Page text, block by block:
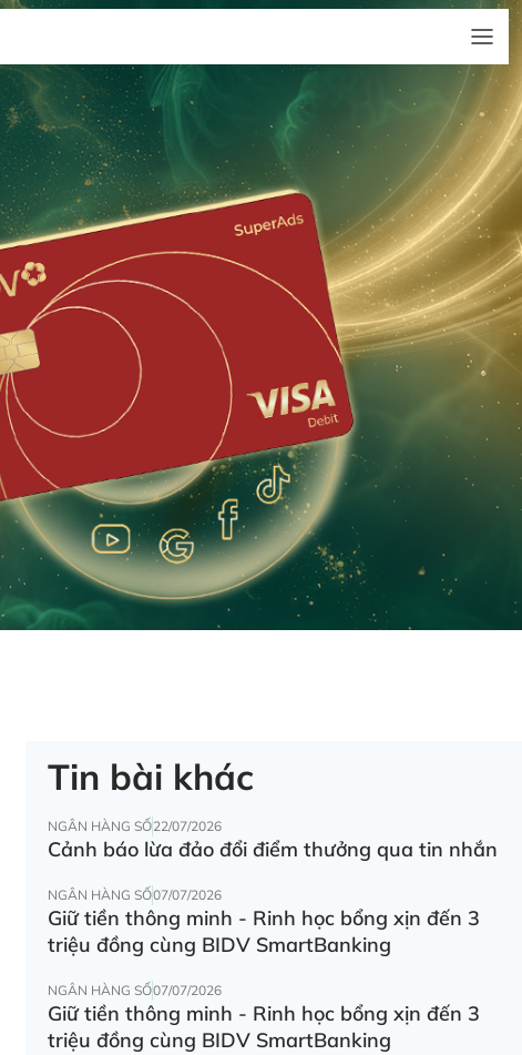
Tin bài khác
NGÂN HÀNG SỐ22/07/2026
Cảnh báo lừa đảo đổi điểm thưởng qua tin nhắn
NGÂN HÀNG SỐ07/07/2026
Giữ tiền thông minh - Rinh học bổng xịn đến 3
triệu đồng cùng BIDV SmartBanking
NGÂN HÀNG SỐ07/07/2026
Giữ tiền thông minh - Rinh học bổng xịn đến 3
triệu đồng cùng BIDV SmartBanking